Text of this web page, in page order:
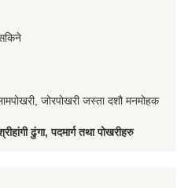
जोरपोखरी जस्ता दशौ मनमोहक
ढुंगा, पदमार्ग तथा पोखरीहरु